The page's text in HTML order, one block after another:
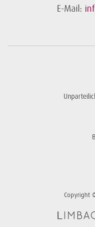
E-Mail:
Copyright